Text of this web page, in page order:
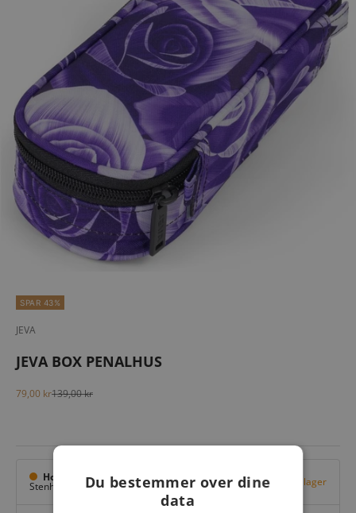
SPAR 43%
JEVA
JEVA BOX PENALHUS
Salgspris
79,00 krNormalpris
139,00 kr
Hovedlager
Stenhuggervej 10, Odense M Få på lager
Du bestemmer over dine
data